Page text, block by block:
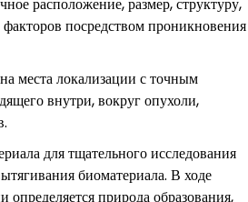
расположение, размер, структуру,
посредством проникновения
места локализации с точным
внутри, вокруг опухоли,
для тщательного исследования
биоматериала. В ходе
определяется природа образования,